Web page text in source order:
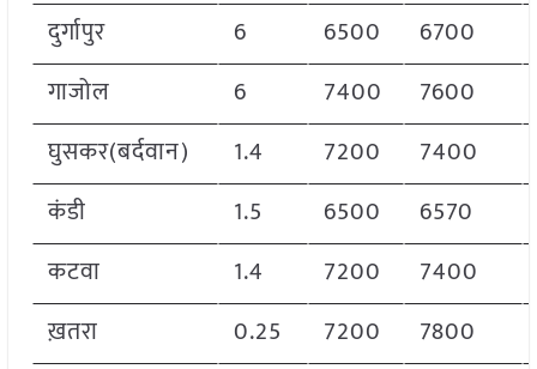
दुर्गापुर
6 6500
6700
गाजोल
6 7400
7600
घुसकर(बर्दवान)
1.4 7200
7400
कंडी
1.5 6500
6570
कटवा
1.4 7200
7400
ख़तरा
0.25 7200
7800